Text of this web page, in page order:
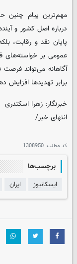
مهم‌ترین پیام چنین
درباره اصل کشور و
پایان نقد و رقابت،
عمومی بر خواسته‌های
آگاهانه می‌تواند
برابر تهدیدها افزایش
خبرنگار: زهرا اسکندری
انتهای خبر/
کد مطلب: 1308950
برچسب‌ها
ایسکانیوز ایران